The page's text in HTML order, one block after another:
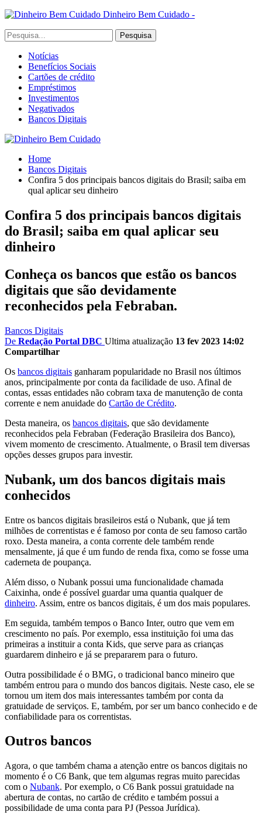
Dinheiro Bem Cuidado -
Notícias
Benefícios Sociais
Cartões de crédito
Empréstimos
Investimentos
Negativados
Bancos Digitais
Home
Bancos Digitais
Confira 5 dos principais bancos digitais do Brasil; saiba em
qual aplicar seu dinheiro
Confira 5 dos principais bancos digitais
do Brasil; saiba em qual aplicar seu
dinheiro
Conheça os bancos que estão os bancos
digitais que são devidamente
reconhecidos pela Febraban.
Bancos Digitais
De Redação Portal DBC Ultima atualização 13 fev 2023 14:02
Compartilhar
Os bancos digitais ganharam popularidade no Brasil nos últimos
anos, principalmente por conta da facilidade de uso. Afinal de
contas, essas entidades não cobram taxa de manutenção de conta
corrente e nem anuidade do Cartão de Crédito.
Desta maneira, os bancos digitais, que são devidamente
reconhecidos pela Febraban (Federação Brasileira dos Banco),
vivem momento de crescimento. Atualmente, o Brasil tem diversas
opções desses grupos para investir.
Nubank, um dos bancos digitais mais
conhecidos
Entre os bancos digitais brasileiros está o Nubank, que já tem
milhões de correntistas e é famoso por conta de seu famoso cartão
roxo. Desta maneira, a conta corrente dele também rende
mensalmente, já que é um fundo de renda fixa, como se fosse uma
caderneta de poupança.
Além disso, o Nubank possui uma funcionalidade chamada
Caixinha, onde é possível guardar uma quantia qualquer de
dinheiro. Assim, entre os bancos digitais, é um dos mais populares.
Em seguida, também tempos o Banco Inter, outro que vem em
crescimento no país. Por exemplo, essa instituição foi uma das
primeiras a instituir a conta Kids, que serve para as crianças
guardarem dinheiro e já se prepararem para o futuro.
Outra possibilidade é o BMG, o tradicional banco mineiro que
também entrou para o mundo dos bancos digitais. Neste caso, ele se
tornou um item dos mais interessantes também por conta da
gratuidade de serviços. E, também, por ser um banco conhecido e de
confiabilidade para os correntistas.
Outros bancos
Agora, o que também chama a atenção entre os bancos digitais no
momento é o C6 Bank, que tem algumas regras muito parecidas
com o Nubank. Por exemplo, o C6 Bank possui gratuidade na
abertura de contas, no cartão de crédito e também possui a
possibilidade de uma conta para PJ (Pessoa Jurídica).